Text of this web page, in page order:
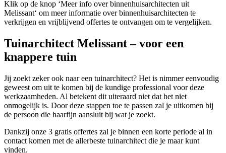
Klik op de knop ‘Meer info over binnenhuisarchitecten uit
Melissant‘ om meer informatie over binnenhuisarchitecten te
verkrijgen en vrijblijvend offertes te ontvangen om te vergelijken.
Tuinarchitect Melissant – voor een
knappere tuin
Jij zoekt zeker ook naar een tuinarchitect? Het is nimmer eenvoudig
geweest om uit te komen bij de kundige professional voor deze
werkzaamheden. Al betekent dit uiteraard niet dat het niet
onmogelijk is. Door deze stappen toe te passen zal je uitkomen bij
de persoon die haarfijn aansluit bij wat je zoekt.
Dankzij onze 3 gratis offertes zal je binnen een korte periode al in
contact komen met de allerbeste tuinarchitect die je maar kunt
vinden.